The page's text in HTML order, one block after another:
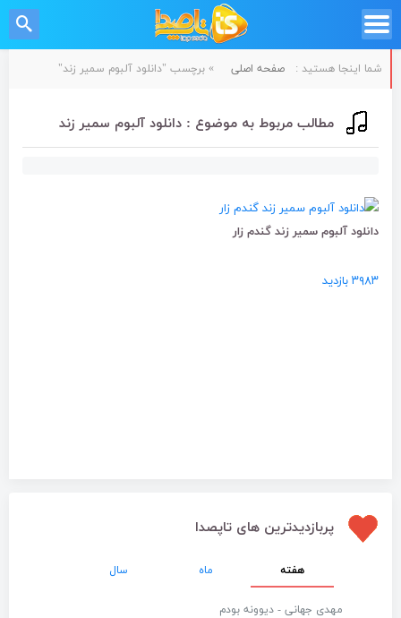
شما اینجا هستید : صفحه اصلی » برچسب "دانلود آلبوم سمیر زند"
مطالب مربوط به موضوع : دانلود آلبوم سمیر زند
دانلود آلبوم سمیر زند گندم زار
۳۹۸۳ بازدید
پربازدیدترین های تاپصدا
هفته ماه سال
مهدی جهانی - دیوونه بودم